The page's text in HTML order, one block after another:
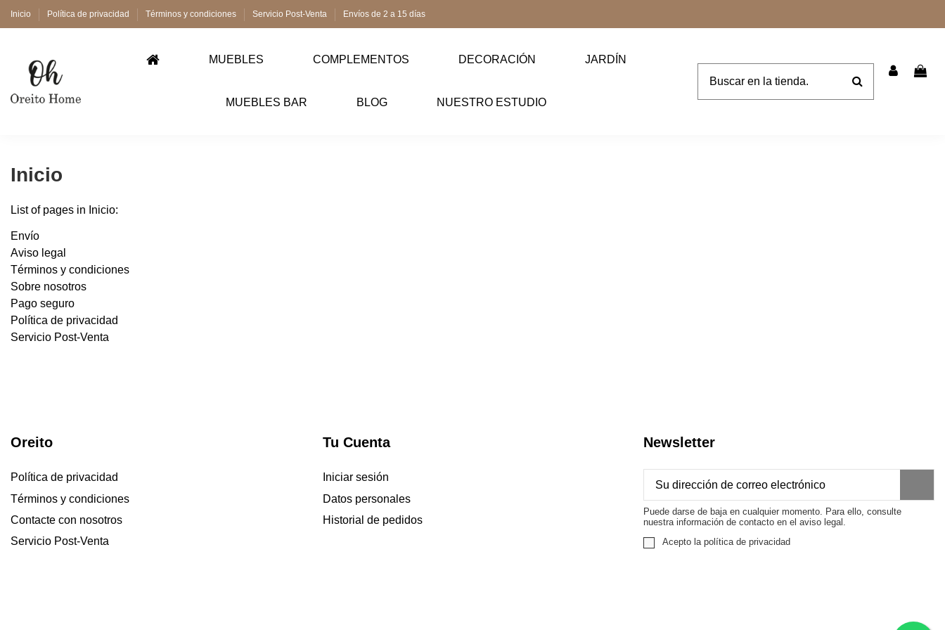
Inicio Política de privacidad Términos y condiciones Servicio Post-Venta Envíos de 2 a 15 días
MUEBLES COMPLEMENTOS DECORACIÓN JARDÍN
MUEBLES BAR BLOG NUESTRO ESTUDIO
Inicio
List of pages in Inicio:
Envío
Aviso legal
Términos y condiciones
Sobre nosotros
Pago seguro
Política de privacidad
Servicio Post-Venta
Oreito
Política de privacidad
Términos y condiciones
Contacte con nosotros
Servicio Post-Venta
Tu Cuenta
Iniciar sesión
Datos personales
Historial de pedidos
Newsletter
Puede darse de baja en cualquier momento. Para ello, consulte
nuestra información de contacto en el aviso legal.
Acepto la política de privacidad